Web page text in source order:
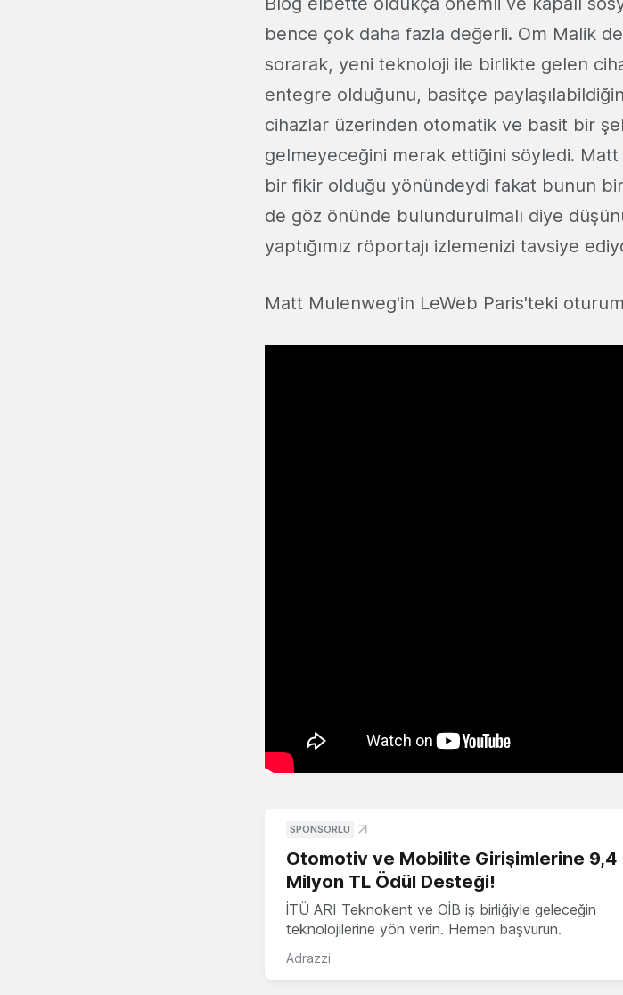
bence çok daha fazla değerli. Om Malik
sorarak, yeni teknoloji ile birlikte gelen
entegre olduğunu, basitçe
cihazlar üzerinden otomatik ve basit bir
gelmeyeceğini merak ettiğini söyledi.
bir fikir olduğu yönündeydi fakat bunun
de göz önünde bulundurulmalı diye
yaptığımız röportajı izlemenizi tavsiye
Matt Mulenweg'in LeWeb Paris'teki
SPONSORLU
Otomotiv ve Mobilite Girişimlerine 9,4
Milyon TL Ödül Desteği!
İTÜ ARI Teknokent ve OİB iş birliğiyle geleceğin
teknolojilerine yön verin. Hemen başvurun.
Adrazzi